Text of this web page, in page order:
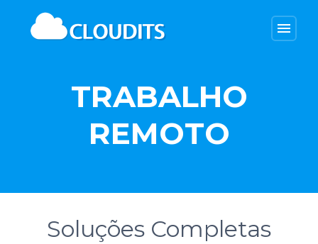
menu
TRABALHO
REMOTO
Soluções Completas